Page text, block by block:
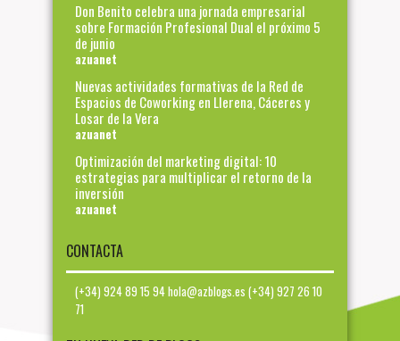
Don Benito celebra una jornada empresarial
sobre Formación Profesional Dual el próximo 5
de junio
azuanet
Nuevas actividades formativas de la Red de
Espacios de Coworking en Llerena, Cáceres y
Losar de la Vera
azuanet
Optimización del marketing digital: 10
estrategias para multiplicar el retorno de la
inversión
azuanet
CONTACTA
(+34) 924 89 15 94 hola@azblogs.es (+34) 927 26 10
71